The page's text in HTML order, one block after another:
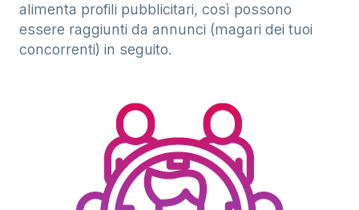
alimenta profili pubblicitari, così possono
essere raggiunti da annunci (magari dei tuoi
concorrenti) in seguito.